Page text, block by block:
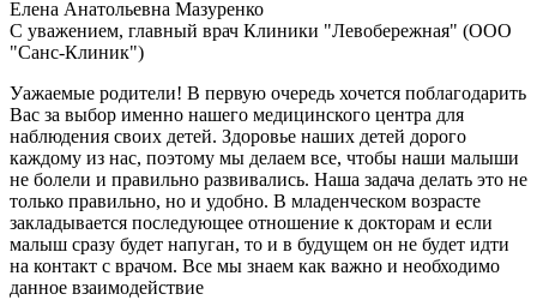
Елена Анатольевна Мазуренко
С уважением, главный врач Клиники "Левобережная" (ООО
"Санс-Клиник")
Уажаемые родители! В первую очередь хочется поблагодарить
Вас за выбор именно нашего медицинского центра для
наблюдения своих детей. Здоровье наших детей дорого
каждому из нас, поэтому мы делаем все, чтобы наши малыши
не болели и правильно развивались. Наша задача делать это не
только правильно, но и удобно. В младенческом возрасте
закладывается последующее отношение к докторам и если
малыш сразу будет напуган, то и в будущем он не будет идти
на контакт с врачом. Все мы знаем как важно и необходимо
данное взаимодействие